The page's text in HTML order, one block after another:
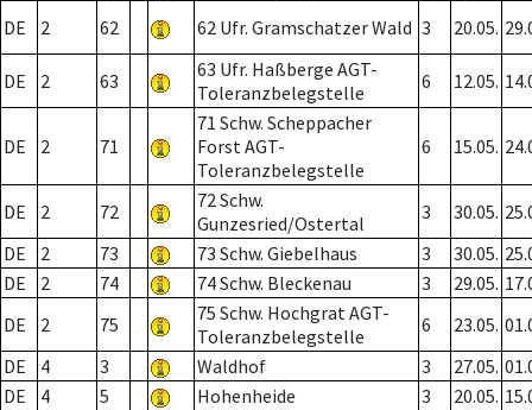
DE
2 62 62 Ufr. Gramschatzer Wald 3 20.05.
DE 2 63
63 Ufr. Haßberge AGT-
Toleranzbelegstelle
6 12.05.
DE 2 71
71 Schw. Scheppacher
Forst AGT-
Toleranzbelegstelle
6 15.05.
DE 2 72
72 Schw.
Gunzesried/Ostertal
3 30.05.
DE
2 73 73 Schw. Giebelhaus 3 30.05.
DE
2 74 74 Schw. Bleckenau 3 29.05.
DE
2 75
75 Schw. Hochgrat AGT-
Toleranzbelegstelle
6 23.05.
DE
4 3 Waldhof 3 27.05.
DE
4 5 Hohenheide 3 20.05.